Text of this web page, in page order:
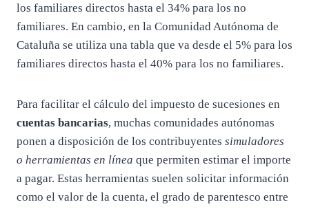
los familiares directos hasta el 34% para los no
familiares. En cambio, en la Comunidad Autónoma de
Cataluña se utiliza una tabla que va desde el 5% para los
familiares directos hasta el 40% para los no familiares.
Para facilitar el cálculo del impuesto de sucesiones en
cuentas bancarias, muchas comunidades autónomas
ponen a disposición de los contribuyentes simuladores
o herramientas en línea que permiten estimar el importe
a pagar. Estas herramientas suelen solicitar información
como el valor de la cuenta, el grado de parentesco entre